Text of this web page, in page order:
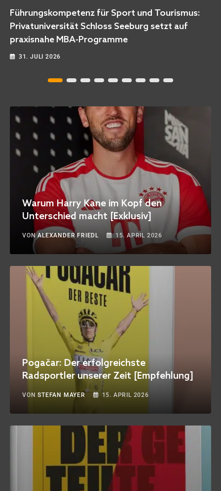
Tourismus:
auf
Björn Borg: Drogen,
Neuanfang [Empfehlung]
3. JULI 2026
Warum Harry Kane im Kopf den
Unterschied macht [Exklusiv]
VONALEXANDER FRIEDL 15. APRIL 2026
Pogačar: Der erfolgreichste
Radsportler unserer Zeit [Empfehlung]
VONSTEFAN MAYER 15. APRIL 2026